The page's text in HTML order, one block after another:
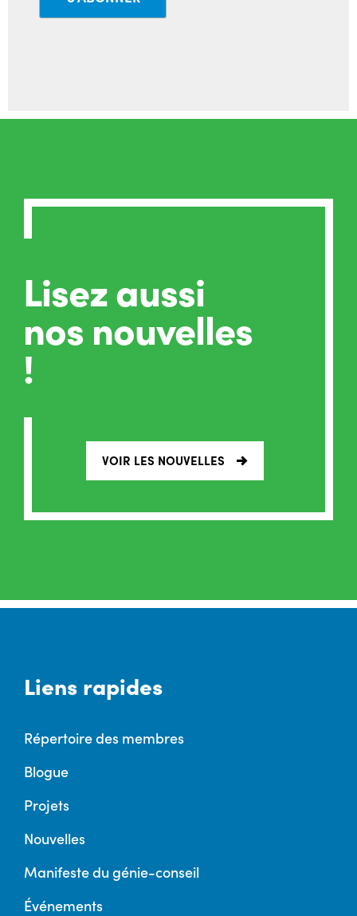
Lisez aussi
nos nouvelles
!
VOIR LES NOUVELLES
Liens rapides
Répertoire des membres
Blogue
Projets
Nouvelles
Manifeste du génie-conseil
Événements